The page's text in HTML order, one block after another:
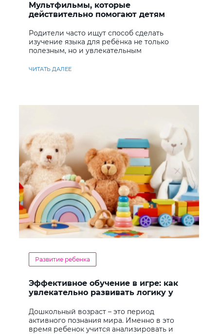
Мультфильмы, которые
действительно помогают детям
Родители часто ищут способ сделать
изучение языка для ребёнка не только
полезным, но и увлекательным
ЧИТАТЬ ДАЛЕЕ
Развитие ребенка
Эффективное обучение в игре: как
увлекательно развивать логику у
Дошкольный возраст – это период
активного познания мира. Именно в это
время ребенок учится анализировать и